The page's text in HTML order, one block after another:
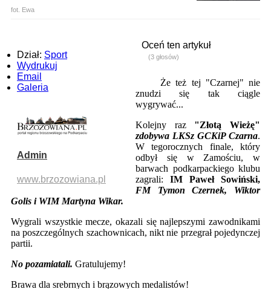
fot. Ewa
Dział: Sport
Wydrukuj
Email
Galeria
Oceń ten artykuł
(3 głosów)
Admin
www.brzozowiana.pl
Że też tej "Czarnej" nie
znudzi się tak ciągle
wygrywać...
Kolejny raz"Złotą Wieżę"
zdobywa LKSz GCKiP Czarna.
W tegorocznych finale, który
odbył się w Zamościu, w
barwach podkarpackiego klubu
zagrali: IM Paweł Sowiński,
FM Tymon Czernek, Wiktor
Golis i WIM Martyna Wikar.
Wygrali wszystkie mecze, okazali się najlepszymi zawodnikami
na poszczególnych szachownicach, nikt nie przegrał pojedynczej
partii.
No pozamiatali. Gratulujemy!
Brawa dla srebrnych i brązowych medalistów!